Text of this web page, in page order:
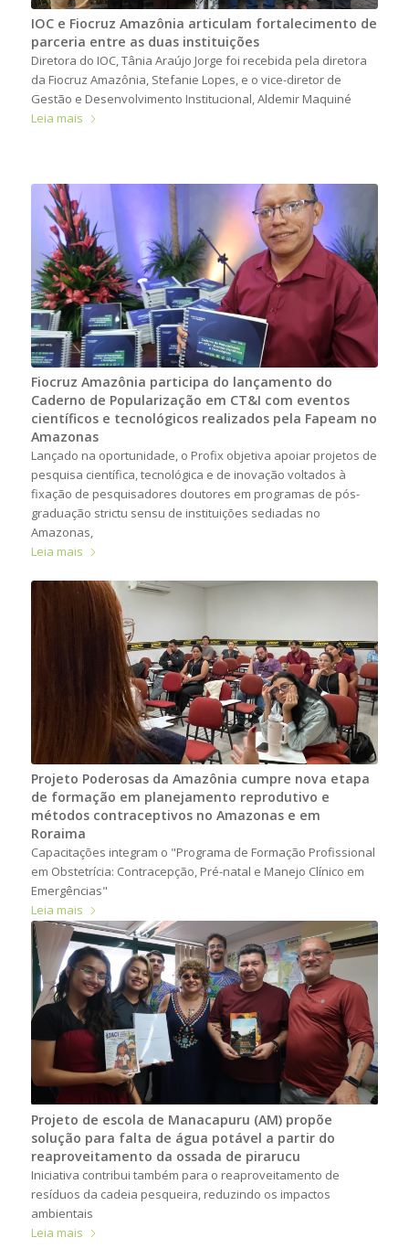
IOC e Fiocruz Amazônia articulam fortalecimento de
parceria entre as duas instituições
Diretora do IOC, Tânia Araújo Jorge foi recebida pela diretora
da Fiocruz Amazônia, Stefanie Lopes, e o vice-diretor de
Gestão e Desenvolvimento Institucional, Aldemir Maquiné
Leia mais
Fiocruz Amazônia participa do lançamento do
Caderno de Popularização em CT&I com eventos
científicos e tecnológicos realizados pela Fapeam no
Amazonas
Lançado na oportunidade, o Profix objetiva apoiar projetos de
pesquisa científica, tecnológica e de inovação voltados à
fixação de pesquisadores doutores em programas de pós-
graduação strictu sensu de instituições sediadas no
Amazonas,
Leia mais
Projeto Poderosas da Amazônia cumpre nova etapa
de formação em planejamento reprodutivo e
métodos contraceptivos no Amazonas e em
Roraima
Capacitações integram o "Programa de Formação Profissional
em Obstetrícia: Contracepção, Pré-natal e Manejo Clínico em
Emergências"
Leia mais
Projeto de escola de Manacapuru (AM) propõe
solução para falta de água potável a partir do
reaproveitamento da ossada de pirarucu
Iniciativa contribui também para o reaproveitamento de
resíduos da cadeia pesqueira, reduzindo os impactos
ambientais
Leia mais